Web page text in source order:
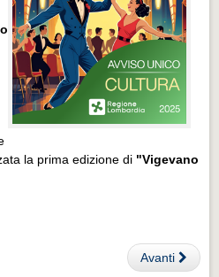
la prima edizione di "Vigevano
Avanti